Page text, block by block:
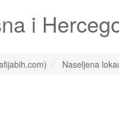
i
Naseljena